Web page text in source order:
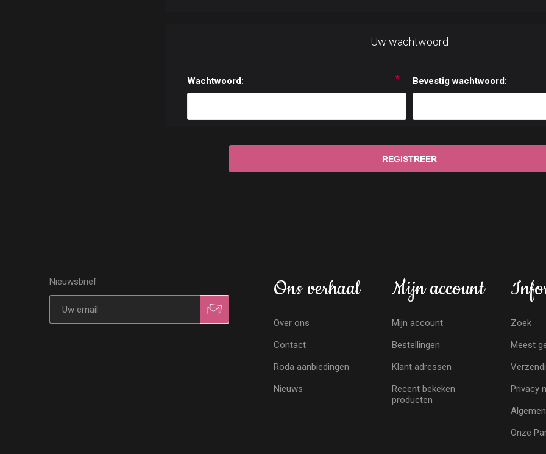
Uw wachtwoord
Wachtwoord: * Bevestig wachtwoord:
Nieuwsbrief Ons verhaal
Over ons
Contact
Roda aanbiedingen
Nieuws
Mijn account
Mijn account
Bestellingen
Klant adressen
Recent bekeken
producten
Zoek
Meest
Privacy
Onze